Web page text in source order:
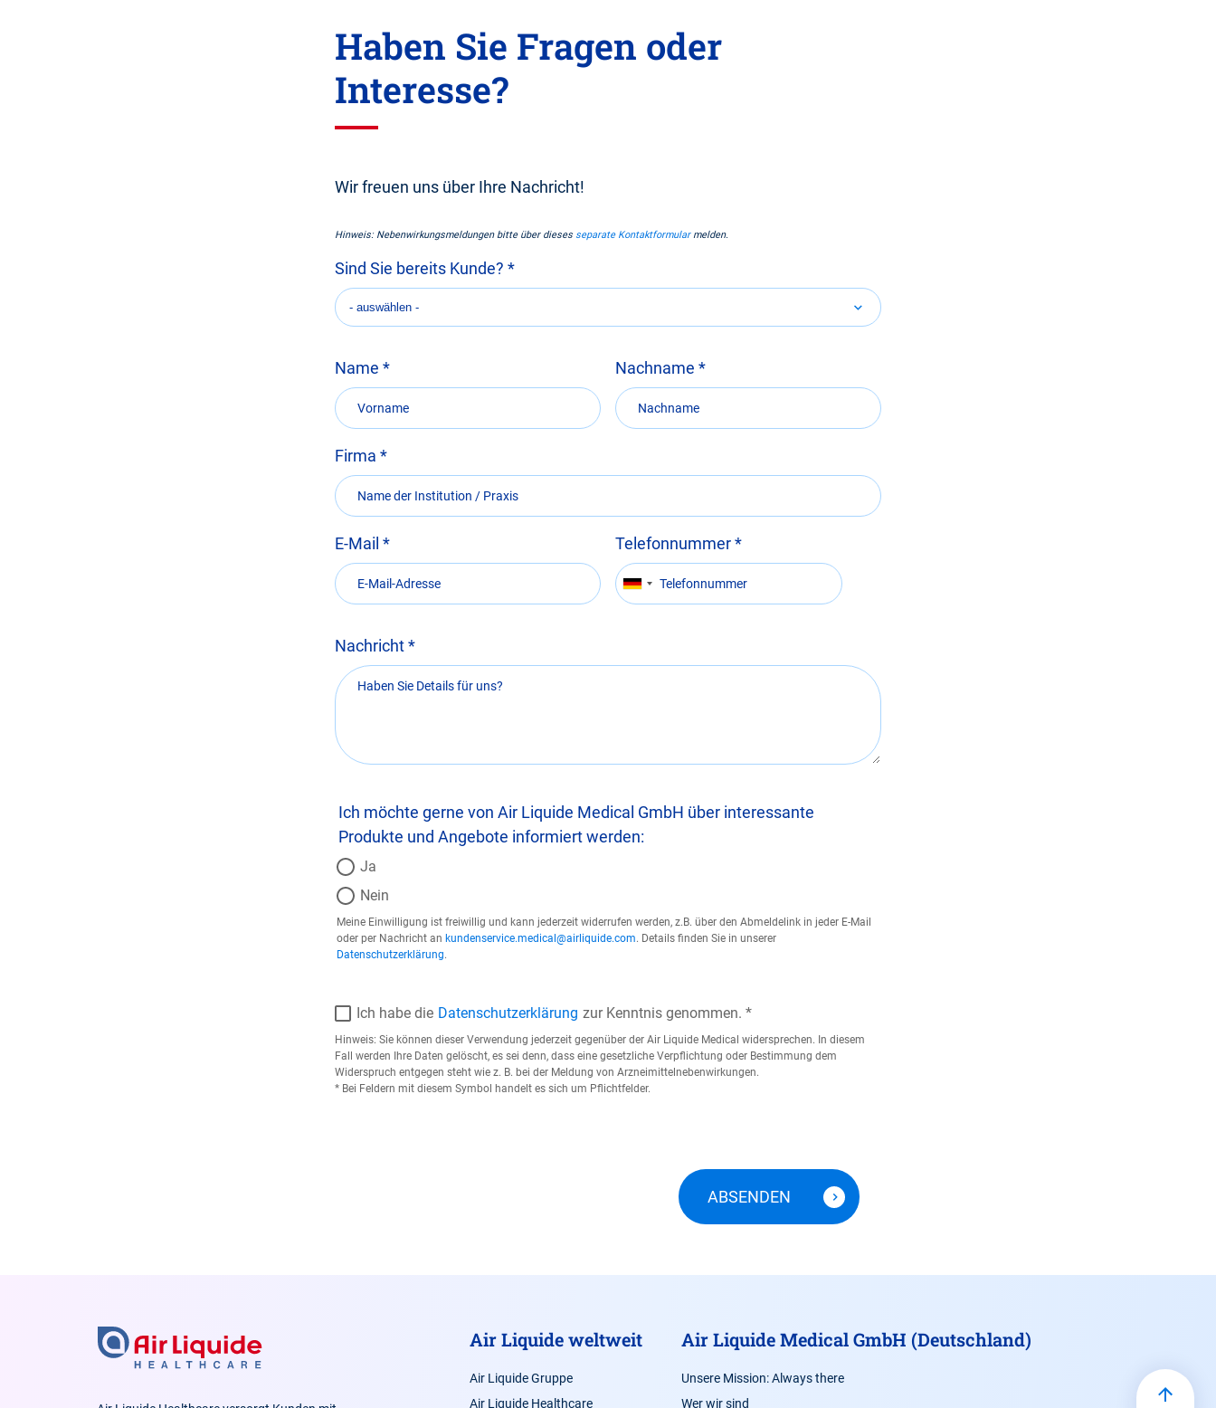
Haben Sie Fragen oder
Interesse?
Wir freuen uns über Ihre Nachricht!
Hinweis: Nebenwirkungsmeldungen bitte über dieses separate Kontaktformularmelden.
Sind Sie bereits Kunde?
Name Nachname
Firma
E-Mail Telefonnummer
Nachricht
Ich möchte gerne von Air Liquide Medical GmbH über interessante
Produkte und Angebote informiert werden:
Ja
Nein
Meine Einwilligung ist freiwillig und kann jederzeit widerrufen werden, z.B. über den Abmeldelink in jeder E-Mail
oder per Nachricht an kundenservice.medical@airliquide.com. Details finden Sie in unserer
Datenschutzerklärung.
Ich habe die Datenschutzerklärung zur Kenntnis genommen.
Hinweis: Sie können dieser Verwendung jederzeit gegenüber der Air Liquide Medical widersprechen. In diesem
Fall werden Ihre Daten gelöscht, es sei denn, dass eine gesetzliche Verpflichtung oder Bestimmung dem
Widerspruch entgegen steht wie z. B. bei der Meldung von Arzneimittelnebenwirkungen.
* Bei Feldern mit diesem Symbol handelt es sich um Pflichtfelder.
Air Liquide weltweit
Air Liquide Gruppe
Air Liquide Healthcare
Air Liquide Medical GmbH (Deutschland)
Unsere Mission: Always there
Wer wir sind